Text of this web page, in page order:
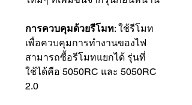
การควบคุมด้วยรีโมท: ใช้รีโมท
เพื่อควบคุมการทำงานของไฟ
สามารถซื้อรีโมทแยกได้ รุ่นที่
ใช้ได้คือ 5050RC และ 5050RC
2.0